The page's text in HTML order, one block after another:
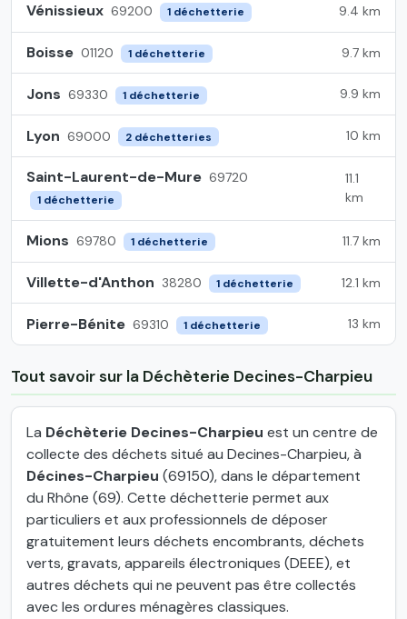
Vénissieux 69200 1 déchetterie 9.4 km
Boisse 01120 1 déchetterie 9.7 km
Jons 69330 1 déchetterie 9.9 km
Lyon 69000 2 déchetteries 10 km
Saint-Laurent-de-Mure 69720
1 déchetterie
11.1
km
Mions 69780 1 déchetterie 11.7 km
Villette-d'Anthon 38280 1 déchetterie 12.1 km
Pierre-Bénite 69310 1 déchetterie 13 km
Tout savoir sur la Déchèterie Decines-Charpieu
La Déchèterie Decines-Charpieu est un centre de
collecte des déchets situé au Decines-Charpieu, à
Décines-Charpieu (69150), dans le département
du Rhône (69). Cette déchetterie permet aux
particuliers et aux professionnels de déposer
gratuitement leurs déchets encombrants, déchets
verts, gravats, appareils électroniques (DEEE), et
autres déchets qui ne peuvent pas être collectés
avec les ordures ménagères classiques.